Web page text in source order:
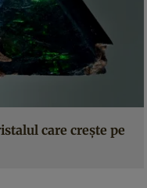
care crește pe